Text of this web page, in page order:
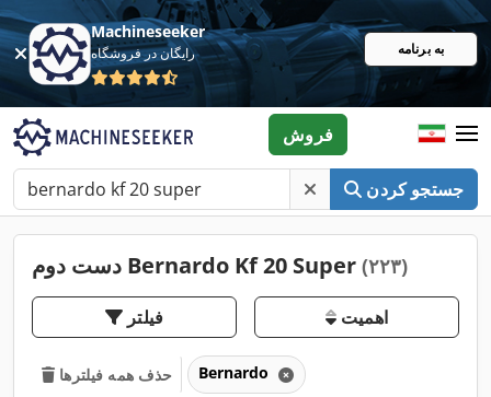
Machineseeker
رایگان در فروشگاه به برنامه
جستجو کردن
فروش
دست دوم Bernardo Kf 20 Super (۲۲۳)
فیلتر اهمیت
حذف همه فیلترها Bernardo